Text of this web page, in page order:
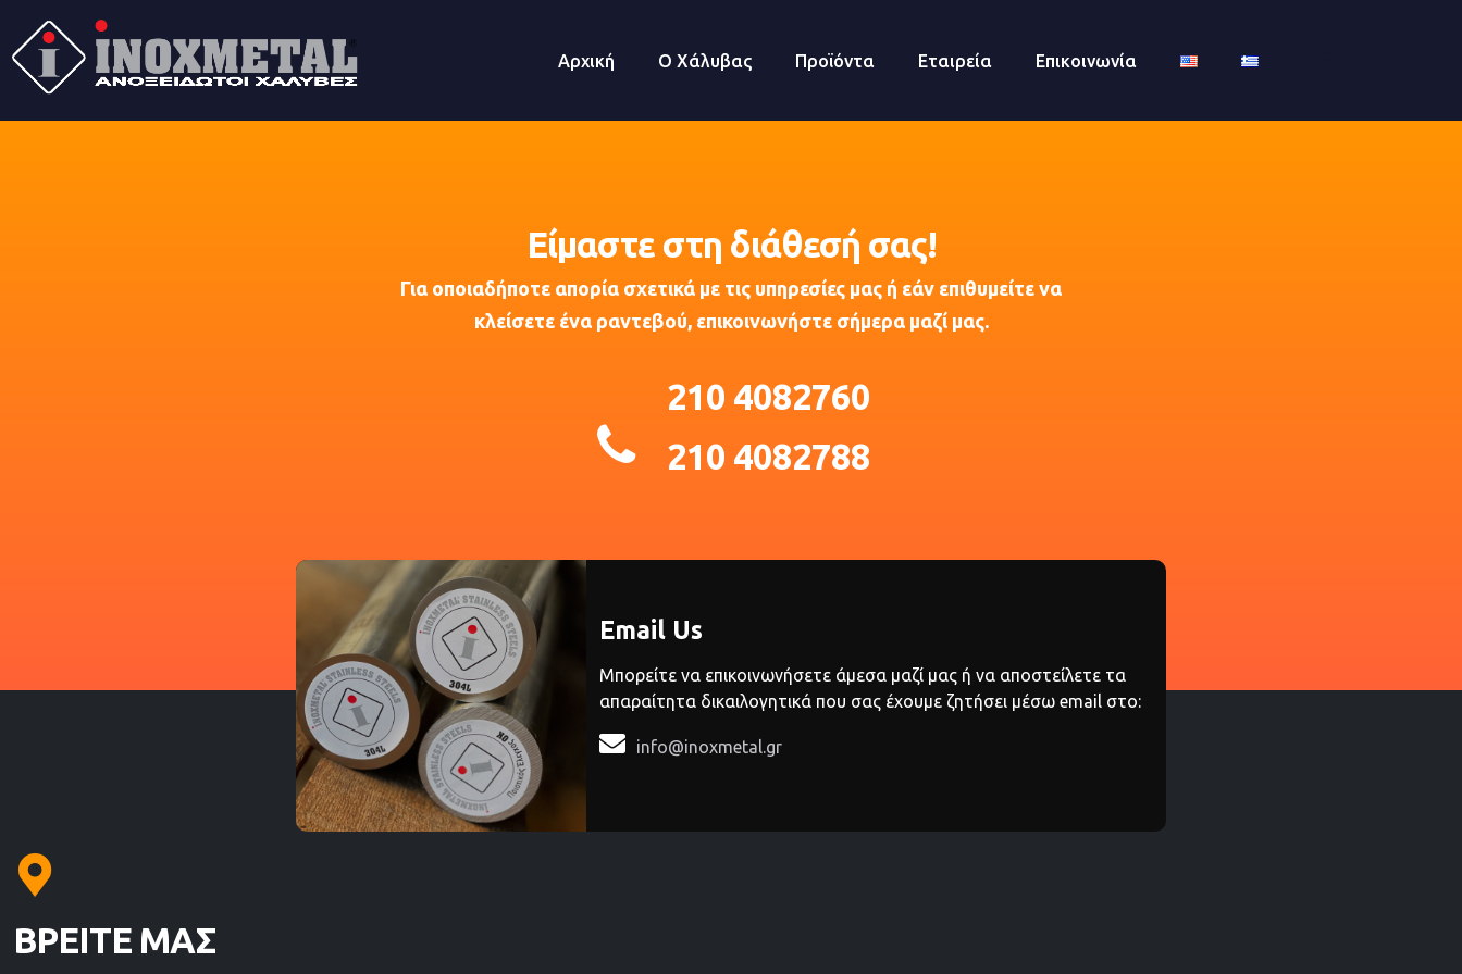
Αρχική Ο Χάλυβας Προϊόντα Εταιρεία Επικοινωνία
Είμαστε στη διάθεσή σας!
Για οποιαδήποτε απορία σχετικά με τις υπηρεσίες μας ή εάν επιθυμείτε να
κλείσετε ένα ραντεβού, επικοινωνήστε σήμερα μαζί μας.
210 4082760
210 4082788
Email Us
Μπορείτε να επικοινωνήσετε άμεσα μαζί μας ή να αποστείλετε τα
απαραίτητα δικαιλογητικά που σας έχουμε ζητήσει μέσω email στο:
 info@inoxmetal.gr
ΒΡΕΙΤΕ ΜΑΣ